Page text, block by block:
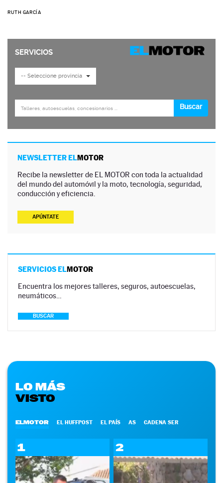
RUTH GARCÍA
NEWSLETTER ELMOTOR
Recibe la newsletter de EL MOTOR con toda la actualidad
del mundo del automóvil y la moto, tecnología, seguridad,
conducción y eficiencia.
APÚNTATE
SERVICIOS ELMOTOR
Encuentra los mejores talleres, seguros, autoescuelas,
neumáticos…
BUSCAR
LO MÁS
VISTO
ELMOTOR EL HUFFPOST EL PAÍS AS CADENA SER
1 2